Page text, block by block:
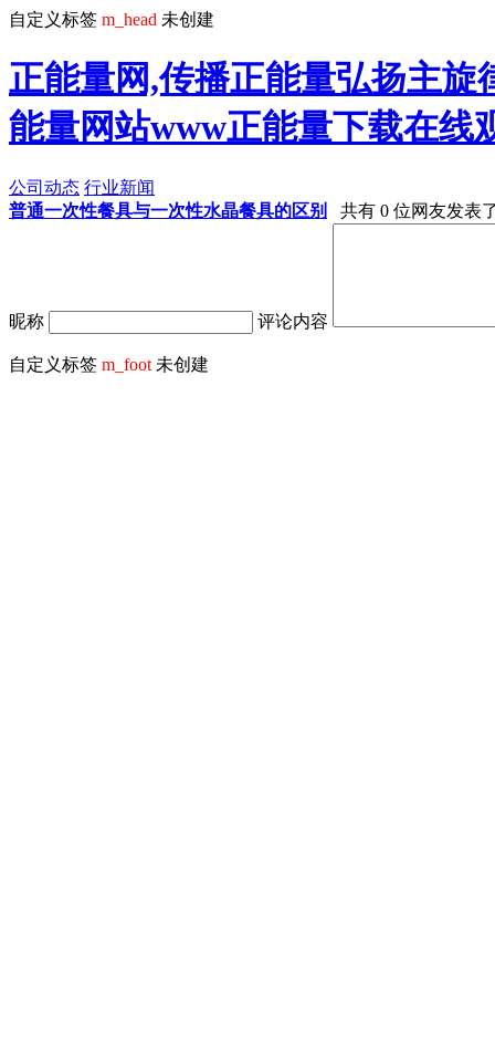
自定义标签 m_head 未创建
正能量网,传播正能量弘扬主
能量网站www正能量下载在线
公司动态 行业新闻
普通一次性餐具与一次性水晶餐具的区别
共有 0 位网友发表
昵称 评论内容
自定义标签 m_foot 未创建